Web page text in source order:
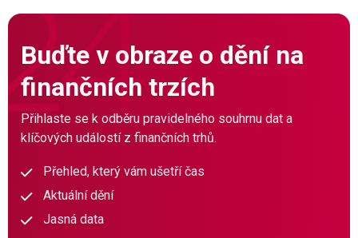
Buďte v obraze o dění na
finančních trzích
Přihlaste se k odběru pravidelného souhrnu dat a
klíčových událostí z finančních trhů.
Přehled, který vám ušetří čas
Aktuální dění
Jasná data